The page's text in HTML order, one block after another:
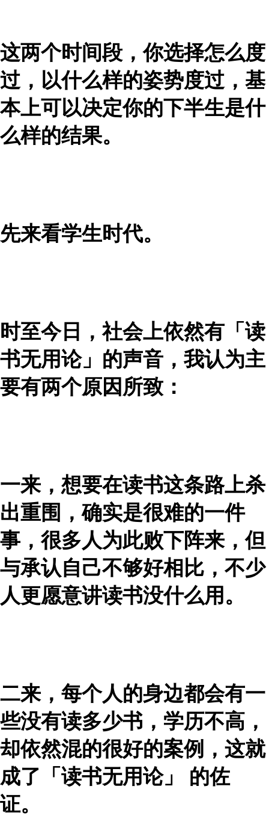
这两个时间段，你选择怎么度
过，以什么样的姿势度过，基
本上可以决定你的下半生是什
么样的结果。
先来看学生时代。
时至今日，社会上依然有「读
书无用论」的声音，我认为主
要有两个原因所致：
一来，想要在读书这条路上杀
出重围，确实是很难的一件
事，很多人为此败下阵来，但
与承认自己不够好相比，不少
人更愿意讲读书没什么用。
二来，每个人的身边都会有一
些没有读多少书，学历不高，
却依然混的很好的案例，这就
成了「读书无用论」 的佐
证。